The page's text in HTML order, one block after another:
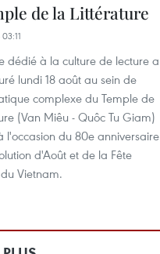
de la Littérature
dédié à la culture de lecture a
lundi 18 août au sein de
complexe du Temple de
(Van Miêu - Quôc Tu Giam)
l'occasion du 80e anniversaire
d'Août et de la Fête
Vietnam.